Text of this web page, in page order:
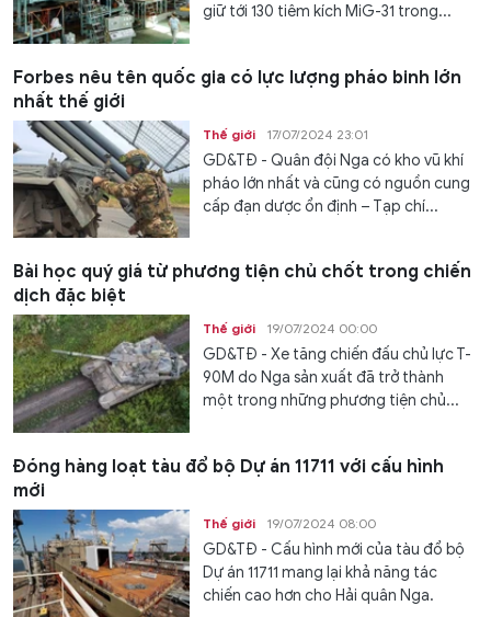
giữ tới 130 tiêm kích MiG-31 trong...
Forbes nêu tên quốc gia có lực lượng pháo binh lớn
nhất thế giới
Thế giới 17/07/2024 23:01
GD&TĐ - Quân đội Nga có kho vũ khí
pháo lớn nhất và cũng có nguồn cung
cấp đạn dược ổn định – Tạp chí...
Bài học quý giá từ phương tiện chủ chốt trong chiến
dịch đặc biệt
Thế giới 19/07/2024 00:00
GD&TĐ - Xe tăng chiến đấu chủ lực T-
90M do Nga sản xuất đã trở thành
một trong những phương tiện chủ...
Đóng hàng loạt tàu đổ bộ Dự án 11711 với cấu hình
mới
Thế giới 19/07/2024 08:00
GD&TĐ - Cấu hình mới của tàu đổ bộ
Dự án 11711 mang lại khả năng tác
chiến cao hơn cho Hải quân Nga.